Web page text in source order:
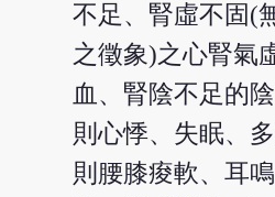
不足、腎虛不固(
之徵象)之心腎氣
血、腎陰不足的
則心悸、失眠、
則腰膝痠軟、耳